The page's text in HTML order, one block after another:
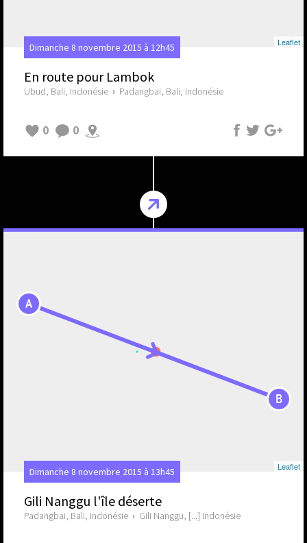
Leaflet
Dimanche 8 novembre 2015 à 12h45
En route pour Lambok
Ubud, Bali, Indonésie › Padangbai, Bali, Indonésie
0 0
A
B
Leaflet
Dimanche 8 novembre 2015 à 13h45
Gili Nanggu l'île déserte
Padangbai, Bali, Indonésie › Gili Nanggu, [...] Indonésie